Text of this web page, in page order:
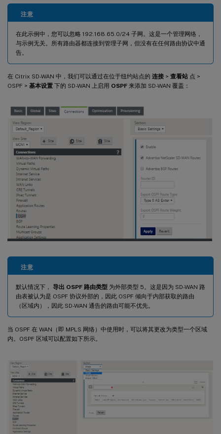
注意
在此示例中，您可以忽略 192.168.65.0/24 子网。这是一个管理网络，
与示例无关。所有路由器都连接到管理子网，但没有在任何路由协议中通
告。
在 Citrix SD-WAN 中，我们可以通过在位于纽约站点的 连接 > 查看站 点 >
OSPF > 基本设置 下的 SD-WAN 上启用 OSPF 来添加 SD-WAN 覆盖：
注意
默认情况下， 导出 OSPF 路由类型 为外部类型 5。这是因为 SD-WAN 路
由表被认为是 OSPF 协议外部的，因此 OSPF 倾向于内部获取的路由
（区域内），因此 SD-WAN 通告的路由可能不优先。
当 OSPF 在 WAN（即 MPLS 网络）中使用时，可以将其更改为类型一个区域
内。OSPF 区域可以配置如下所示。